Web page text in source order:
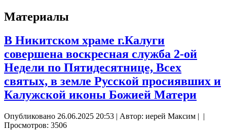
Материалы
В Никитском храме г.Калуги
совершена воскресная служба 2-ой
Недели по Пятидесятнице, Всех
святых, в земле Русской просиявших и
Калужской иконы Божией Матери
Опубликовано 26.06.2025 20:53 | Автор: иерей Максим | |
Просмотров: 3506